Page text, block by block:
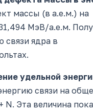
массы (в а.е.м.) на
МэВ/а.е.м.
связи ядра в
удельной
связи на
N. Эта величина